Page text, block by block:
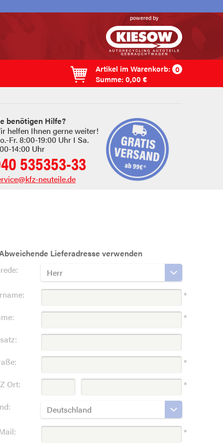
powered by
Artikel im Warenkorb: 0
Summe: 0,00 €
benötigen Hilfe?
helfen Ihnen gerne weiter!
Fr. 8:00-19:00 Uhr I Sa.
14:00 Uhr
535353-33
neuteile.de
Lieferadresse verwenden
Herr
*
*
*
Ort:
*
Deutschland
*